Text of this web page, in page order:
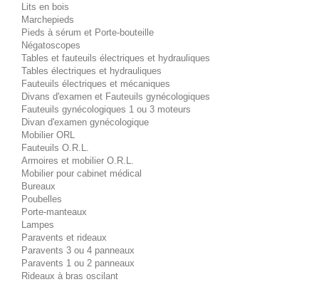
Lits en bois
Marchepieds
Pieds à sérum et Porte-bouteille
Négatoscopes
Tables et fauteuils électriques et hydrauliques
Tables électriques et hydrauliques
Fauteuils électriques et mécaniques
Divans d'examen et Fauteuils gynécologiques
Fauteuils gynécologiques 1 ou 3 moteurs
Divan d'examen gynécologique
Mobilier ORL
Fauteuils O.R.L.
Armoires et mobilier O.R.L.
Mobilier pour cabinet médical
Bureaux
Poubelles
Porte-manteaux
Lampes
Paravents et rideaux
Paravents 3 ou 4 panneaux
Paravents 1 ou 2 panneaux
Rideaux à bras oscilant